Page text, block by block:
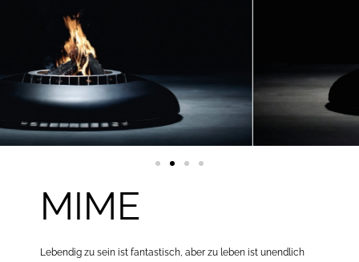
MIME
Lebendig zu sein ist fantastisch, aber zu leben ist unendlich